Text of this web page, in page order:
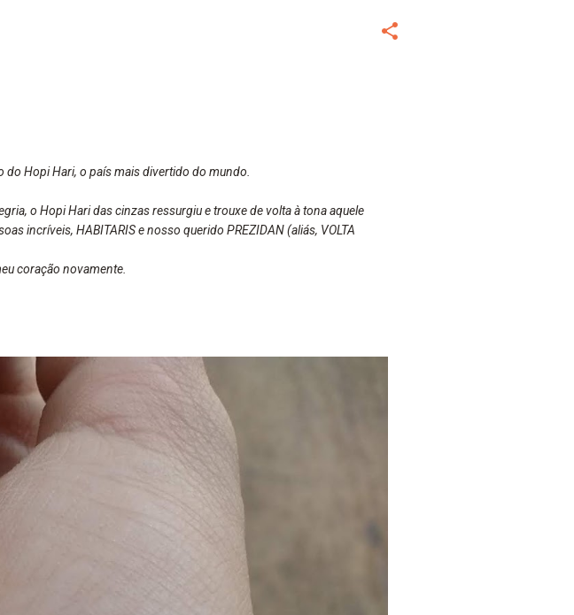
do Hopi Hari, o país mais divertido do mundo.
o Hopi Hari das cinzas ressurgiu e trouxe de volta à tona aquele
incríveis, HABITARIS e nosso querido PREZIDAN (aliás, VOLTA
coração novamente.